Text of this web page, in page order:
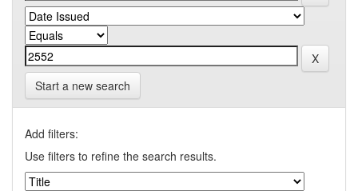
Start a new search
Add filters:
Use filters to refine the search results.